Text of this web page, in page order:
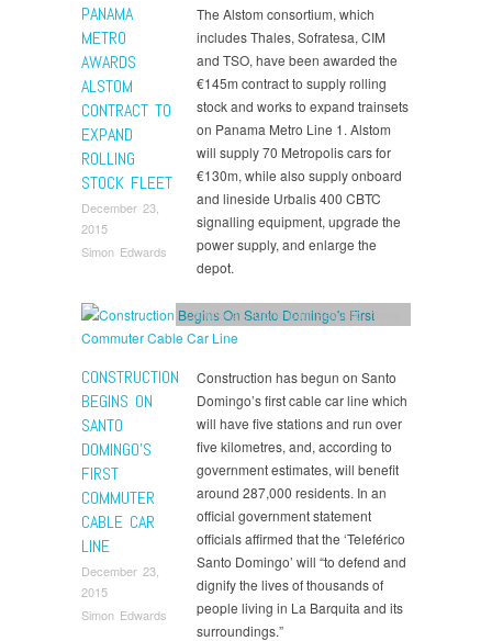
PANAMA
METRO
AWARDS
ALSTOM
CONTRACT TO
EXPAND
ROLLING
STOCK FLEET
December 23,
2015
Simon Edwards
The Alstom consortium, which
includes Thales, Sofratesa, CIM
and TSO, have been awarded the
€145m contract to supply rolling
stock and works to expand trainsets
on Panama Metro Line 1. Alstom
will supply 70 Metropolis cars for
€130m, while also supply onboard
and lineside Urbalis 400 CBTC
signalling equipment, upgrade the
power supply, and enlarge the
depot.
CONSTRUCTION
BEGINS ON
SANTO
DOMINGO’S
FIRST
COMMUTER
CABLE CAR
LINE
December 23,
2015
Simon Edwards
Carribbean,Dominican Republic,News
Construction has begun on Santo
Domingo’s first cable car line which
will have five stations and run over
five kilometres, and, according to
government estimates, will benefit
around 287,000 residents. In an
official government statement
officials affirmed that the ‘Teleférico
Santo Domingo’ will “to defend and
dignify the lives of thousands of
people living in La Barquita and its
surroundings.”